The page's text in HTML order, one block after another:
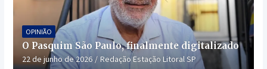
OPINIÃO
O Pasquim São Paulo, finalmente digitalizado
22 de junho de 2026 Redação Estação Litoral SP